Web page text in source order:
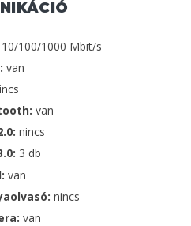
10/100/1000 Mbit/s
van
van
nincs
3 db
van
nincs
van